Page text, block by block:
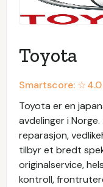
Toyota
Smartscore: ☆4.0
Toyota er en
avdelinger i
reparasjon,
tilbyr et bredt
originalservice,
kontroll,